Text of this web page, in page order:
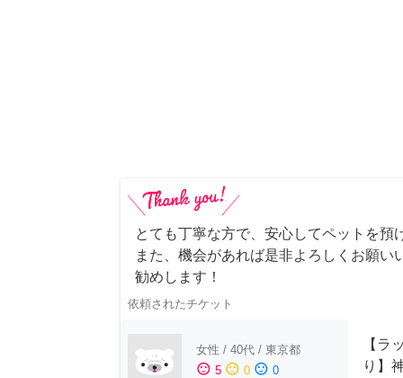
とても丁寧な方で、安心してペットを預
また、機会があれば是非よろしくお願い
勧めします！
依頼されたチケット
女性 / 40代 / 東京都
sentiment_satisfied 5 sentiment_neutral 0 sentiment_dissatisfied 0
【ラ
り】